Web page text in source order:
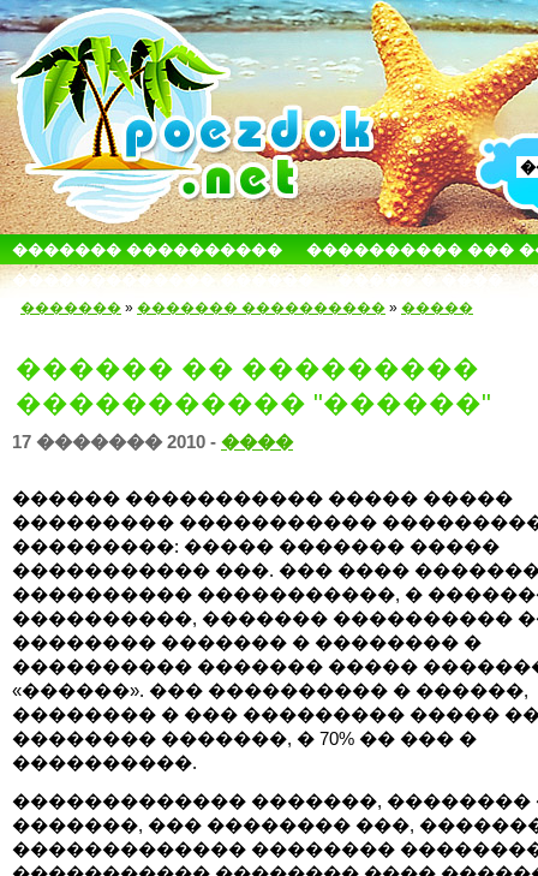
������� ����������
���������� ���
������������� ������
����� � ����
������� » ������� ���������� » �����
������ �� ���������
����������� "������"
17 ������� 2010 - ����
������ ����������� ����� �����
��������� �����������
���������: ����� ������� �����
����������� ���. ��� ����
���������� �����������, �
����������, ������� ����������
�������� ������� � �������� �
���������� ������� �����
«������». ��� ���������� � ������,
�������� � ��� ��������� �����
�������� �������, � 70% �� ��� �
����������.
������������� �������, ��������
�������, ��� �������� ���,
������������� ��������